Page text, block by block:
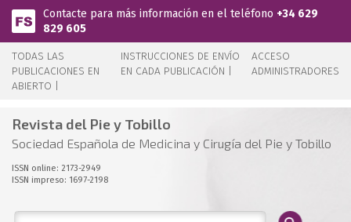
Pasar al contenido principal
Contacte para más información en el teléfono +34 629
829 605
TODAS LAS
PUBLICACIONES EN
ABIERTO |
INSTRUCCIONES DE ENVÍO
EN CADA PUBLICACIÓN |
ACCESO
ADMINISTRADORES
Revista del Pie y Tobillo
Sociedad Española de Medicina y Cirugía del Pie y Tobillo
ISSN online: 2173-2949
ISSN impreso: 1697-2198